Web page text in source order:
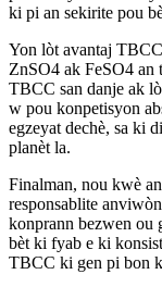
ki pi an sekirite pou
Yon lòt avantaj
ZnSO4 ak FeSO4 an
TBCC san danje ak
w pou konpetisyon
egzeyat dechè, sa ki
planèt la.
Finalman, nou kwè
responsablite
konprann bezwen ou
bèt ki fyab e ki
TBCC ki gen pi bon